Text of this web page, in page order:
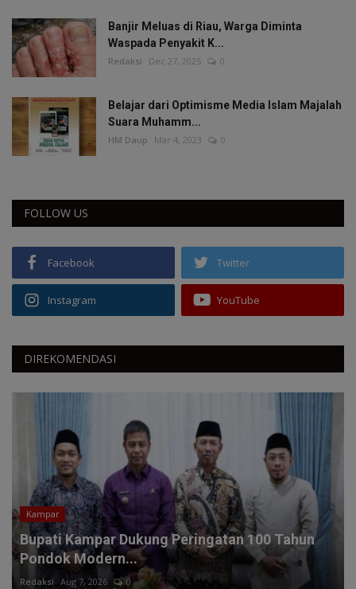
Banjir Meluas di Riau, Warga Diminta
Waspada Penyakit K...
Redaksi Dec 27, 2025 0
Belajar dari Optimisme Media Islam Majalah
Suara Muhamm...
HM Daup Mar 4, 2023 0
FOLLOW US
Facebook Twitter
Instagram YouTube
DIREKOMENDASI
Kampar
Bupati Kampar Dukung Peringatan 100 Tahun
Pondok Modern...
Redaksi Aug 7, 2026 0